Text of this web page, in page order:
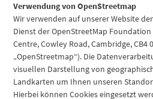
Verwendung von OpenStreetmap
Wir verwenden auf unserer Website
Dienst der OpenStreetMap
Centre, Cowley Road, Cambridge, CB4
„OpenStreetmap“). Die
visuellen Darstellung von
Landkarten um Ihnen unseren
Hierbei können Cookies eingesetzt